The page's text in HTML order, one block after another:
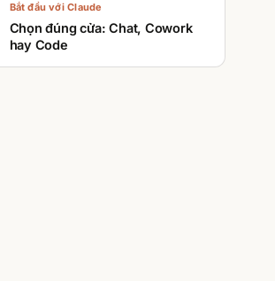
Bắt đầu với Claude
Chọn đúng cửa: Chat, Cowork
hay Code